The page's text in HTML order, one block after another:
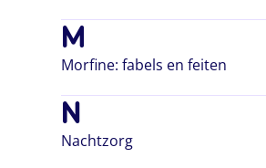
M
Morfine: fabels en feiten
N
Nachtzorg